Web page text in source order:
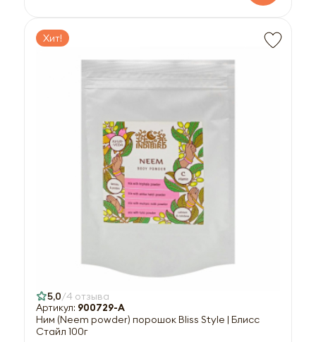
Хит!
5,0 4 отзыва
Артикул: 900729-A
Ним (Neem powder) порошок Bliss Style | Блисс
Стайл 100г